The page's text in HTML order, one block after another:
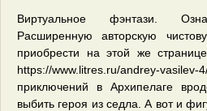
Виртуальное фэнтази.
Расширенную авторскую
приобрести на этой же
https://www.litres.ru/andrey-
приключений в Архипелаге
выбить героя из седла. А вот и